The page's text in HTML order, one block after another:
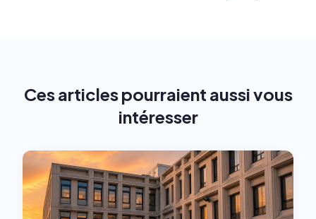
Ces articles pourraient aussi vous
intéresser